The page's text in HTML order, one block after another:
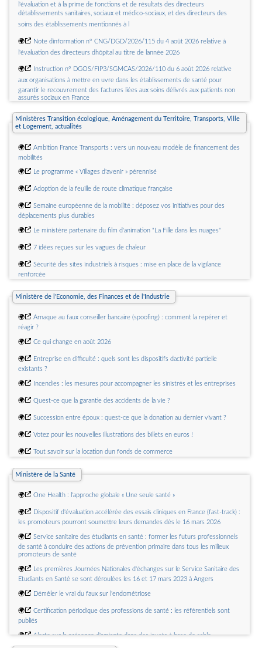
l'évaluation et à la prime de fonctions et de résultats des directeurs
détablissements sanitaires, sociaux et médico-sociaux, et des directeurs des
soins des établissements mentionnés à l
🌍
Note dinformation n° CNG/DGD/2026/115 du 4 août 2026 relative à
l'évaluation des directeurs dhôpital au titre de lannée 2026
🌍
Instruction n° DGOS/FIP3/SGMCAS/2026/110 du 6 août 2026 relative
aux organisations à mettre en uvre dans les établissements de santé pour
garantir le recouvrement des factures liées aux soins délivrés aux patients non
assurés sociaux en France
🌍
Instruction n° DGOS/P1/DGS/SP1/DREES/OSAM/BESP/2026/106 du 4
août 2026 relative à la généralisation des revues de morbi-mortalité (RMM) en
périnatalité dans les établissements de santé
🌍
Note dinformation n° DGOS/P2/2026/107 du 31 juillet 2026 relative au
lancement dun appel à projet pour la création dun Centre national de référence
modalités dapplication du régime indemnitaire tenant compte des fonctions, des
sujétions, de lexpertise et de lengagement professionnel (RIFSEEP) pour le
corps des directeurs dhôpital
🌍
Décisions portant délégation de signature du directeur général de la Caisse
de référence par métiers du Centre national de gestion
Ministères Transition écologique, Aménagement du Territoire, Transports, Ville
et Logement, actualités
🌍
Ambition France Transports : vers un nouveau modèle de financement des
mobilités
🌍 Le programme « Villages d'avenir » pérennisé
🌍 Adoption de la feuille de route climatique française
🌍
Semaine européenne de la mobilité : déposez vos initiatives pour des
déplacements plus durables
🌍 Le ministère partenaire du film d'animation "La Fille dans les nuages"
🌍 7 idées reçues sur les vagues de chaleur
🌍
Sécurité des sites industriels à risques : mise en place de la vigilance
renforcée
🌍
6 chiffres pour comprendre le défi des commerces de proximité dans les
communes rurales
🌍 Collectivités : le projet de loi sur la simplification arrive au Sénat
Ministère de l'Economie, des Finances et de l'Industrie
🌍
Arnaque au faux conseiller bancaire (spoofing) : comment la repérer et
réagir ?
🌍 Ce qui change en août 2026
🌍
Entreprise en difficulté : quels sont les dispositifs dactivité partielle
existants ?
🌍 Incendies : les mesures pour accompagner les sinistrés et les entreprises
🌍 Quest-ce que la garantie des accidents de la vie ?
🌍 Succession entre époux : quest-ce que la donation au dernier vivant ?
🌍 Votez pour les nouvelles illustrations des billets en euros !
🌍 Tout savoir sur la location dun fonds de commerce
🌍
Ce que vous devez savoir avant de réserver une chambre dhôtes
Ministère de la Santé
🌍 One Health : l'approche globale « Une seule santé »
🌍
Dispositif d'évaluation accélérée des essais cliniques en France (fast-track) :
les promoteurs pourront soumettre leurs demandes dès le 16 mars 2026
🌍
Service sanitaire des étudiants en santé : former les futurs professionnels
de santé à conduire des actions de prévention primaire dans tous les milieux
promoteurs de santé
🌍
Les premières Journées Nationales d'échanges sur le Service Sanitaire des
Etudiants en Santé se sont déroulées les 16 et 17 mars 2023 à Angers
🌍 Démêler le vrai du faux sur l'endométriose
🌍
Certification périodique des professions de santé : les référentiels sont
publiés
🌍 Alerte sur la présence d'amiante dans des jouets à base de sable